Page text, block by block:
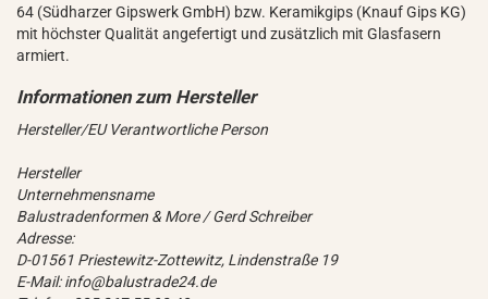
64 (Südharzer Gipswerk GmbH) bzw. Keramikgips (Knauf Gips KG)
mit höchster Qualität angefertigt und zusätzlich mit Glasfasern
armiert.
Hersteller/EU Verantwortliche Person
Hersteller
Unternehmensname
Balustradenformen & More / Gerd Schreiber
Adresse:
D-01561 Priestewitz-Zottewitz, Lindenstraße 19
E-Mail: info@balustrade24.de